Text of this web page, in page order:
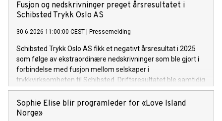
Fusjon og nedskrivninger preget årsresultatet i
Schibsted Trykk Oslo AS
30.6.2026 11:00:00 CEST Pressemelding
Schibsted Trykk Oslo AS fikk et negativt årsresultat i 2025
som følge av ekstraordinære nedskrivninger som ble gjort i
forbindelse med fusjon mellom selskaper i
trykkvirksomheten til Schibsted. Driftsresultatet ble samtidig
forbedret sammenlignet med året før, og endte på 0,5
millioner kroner. Selskapet har dermed en sunn
underliggende økonomi.
Sophie Elise blir programleder for «Love Island
Norge»